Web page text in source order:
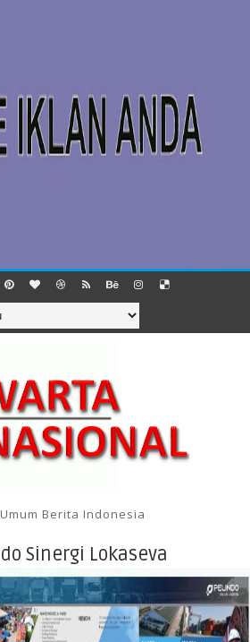
Berita Indonesia
Sinergi Lokaseva